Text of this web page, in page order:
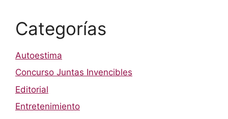
Categorías
Autoestima
Concurso Juntas Invencibles
Editorial
Entretenimiento